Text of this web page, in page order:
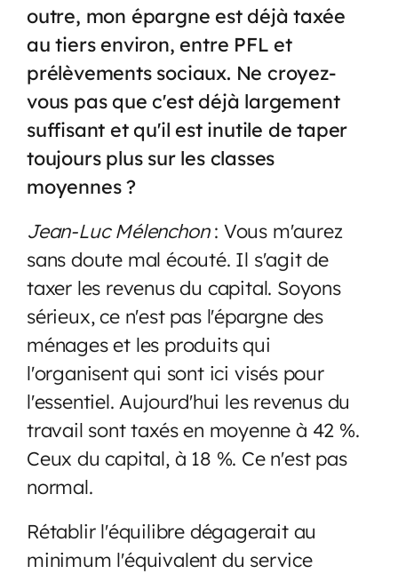
outre, mon épargne est déjà taxée
au tiers environ, entre PFL et
prélèvements sociaux. Ne croyez-
vous pas que c'est déjà largement
suffisant et qu'il est inutile de taper
toujours plus sur les classes
moyennes ?
Jean-Luc Mélenchon: Vous m'aurez
sans doute mal écouté. Il s'agit de
taxer les revenus du capital. Soyons
sérieux, ce n'est pas l'épargne des
ménages et les produits qui
l'organisent qui sont ici visés pour
l'essentiel. Aujourd'hui les revenus du
travail sont taxés en moyenne à 42 %.
Ceux du capital, à 18 %. Ce n'est pas
normal.
Rétablir l'équilibre dégagerait au
minimum l'équivalent du service